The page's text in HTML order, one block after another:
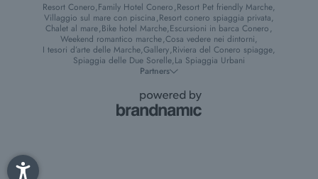
Resort Conero,Family Hotel Conero,Resort Pet friendly Marche,
Villaggio sul mare con piscina,Resort conero spiaggia privata,
Chalet al mare,Bike hotel Marche,Escursioni in barca Conero,
Weekend romantico marche,Cosa vedere nei dintorni,
I tesori d’arte delle Marche,Gallery,Riviera del Conero spiagge,
Spiaggia delle Due Sorelle,La Spiaggia Urbani
Partners